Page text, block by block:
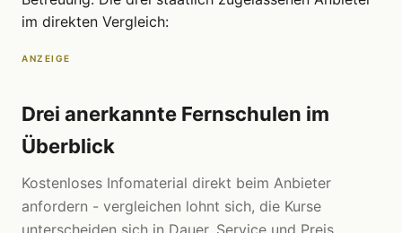
im direkten Vergleich:
ANZEIGE
Drei anerkannte Fernschulen im
Überblick
Kostenloses Infomaterial direkt beim Anbieter
anfordern - vergleichen lohnt sich, die Kurse
unterscheiden sich in Dauer, Service und Preis.